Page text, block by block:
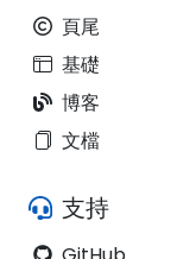
頁尾
基礎
博客
文檔
支持